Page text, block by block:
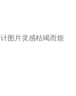
图片灵感枯竭而烦